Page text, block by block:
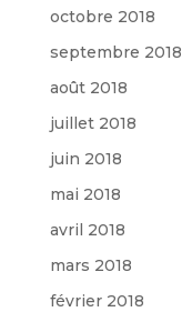
octobre 2018
septembre 2018
août 2018
juillet 2018
juin 2018
mai 2018
avril 2018
mars 2018
février 2018